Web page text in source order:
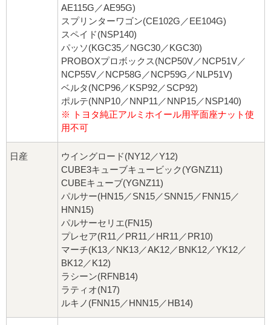
AE115G／AE95G)
スプリンターワゴン(CE102G／EE104G)
スペイド(NSP140)
パッソ(KGC35／NGC30／KGC30)
PROBOXプロボックス(NCP50V／NCP51V／
NCP55V／NCP58G／NCP59G／NLP51V)
ベルタ(NCP96／KSP92／SCP92)
ポルテ(NNP10／NNP11／NNP15／NSP140)
※ トヨタ純正アルミホイール用平面座ナット使
用不可
日産
ウイングロード(NY12／Y12)
CUBE3キューブキュービック(YGNZ11)
CUBEキューブ(YGNZ11)
パルサー(HN15／SN15／SNN15／FNN15／
HNN15)
パルサーセリエ(FN15)
プレセア(R11／PR11／HR11／PR10)
マーチ(K13／NK13／AK12／BNK12／YK12／
BK12／K12)
ラシーン(RFNB14)
ラティオ(N17)
ルキノ(FNN15／HNN15／HB14)